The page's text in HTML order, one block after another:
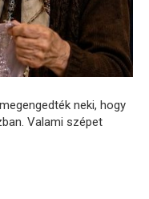
neki, hogy
Valami szépet